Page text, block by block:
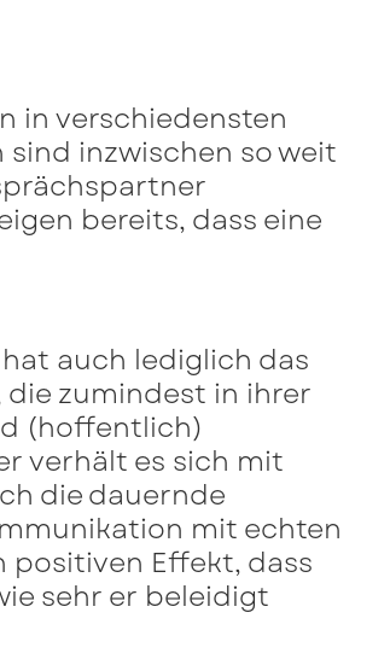
in verschiedensten
sind inzwischen so weit
bereits, dass eine
hat auch lediglich das
zumindest in ihrer
(hoffentlich)
verhält es sich mit
die dauernde
mit echten
positiven Effekt, dass
sehr er beleidigt